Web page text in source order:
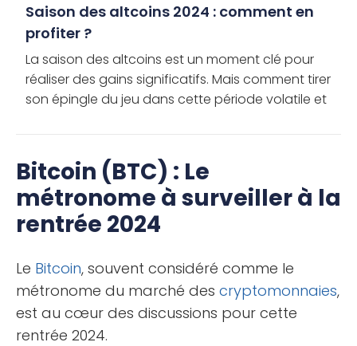
Saison des altcoins 2024 : comment en
profiter ?
La saison des altcoins est un moment clé pour
réaliser des gains significatifs. Mais comment tirer
son épingle du jeu dans cette période volatile et
Bitcoin (BTC) : Le
métronome à surveiller à la
rentrée 2024
Le Bitcoin, souvent considéré comme le
métronome du marché des cryptomonnaies,
est au cœur des discussions pour cette
rentrée 2024.